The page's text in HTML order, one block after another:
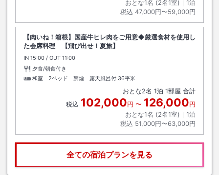
おとな1名 (2名1室)｜ 1泊
税込 47,000円〜59,000円
【肉いね！箱根】国産牛ヒレ肉をご用意◆厳選食材を使用し
た会席料理 【飛び出せ！夏旅】
IN チェックイン
15:00 / OUT チェックアウト
11:00
夕食/朝食付き
和室 2ベッド 禁煙 露天風呂付 36平米
おとな2名 1泊 1部屋 合計
税込 102,000円 〜 126,000円
おとな1名 (2名1室)｜ 1泊
税込 51,000円〜63,000円
全ての宿泊プランを見る